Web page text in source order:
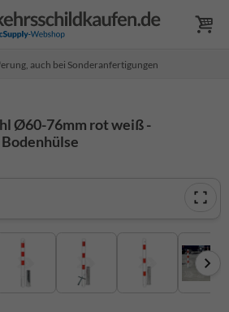
auch bei Sonderanfertigungen
Ø60-76mm rot weiß -